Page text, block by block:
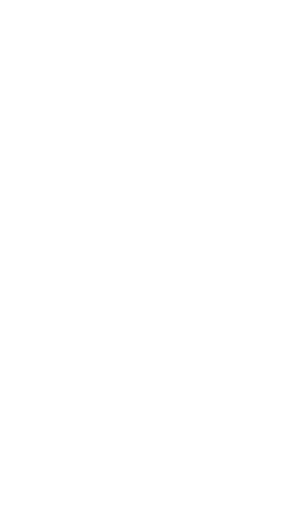
scopi illegali o fraudolenti,
ma non esaustivo,
invio di spam, invio di e-
disattivazione, scansione di
aperti, invio di e-mail non
versione o tipo di e-mail
anche se indirizzata
lancio di pop-up, utilizzo
messa in atto di frodi
frodi finanziarie, frodi in
estorsioni, ricatti,
vendita di carte di
di beni rubati, offerta o
militari e a duplice uso,
sostanze controllate, furti di
pharming, furto di
forma o scala, pirateria